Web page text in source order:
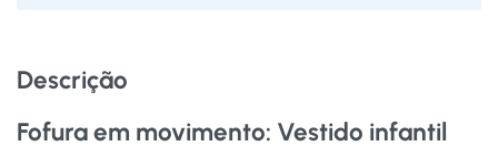
Descrição
Fofura em movimento: Vestido infantil